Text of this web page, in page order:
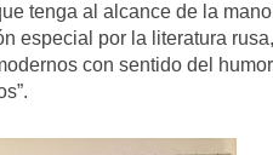
tenga al alcance de la
especial por la literatura
con sentido del